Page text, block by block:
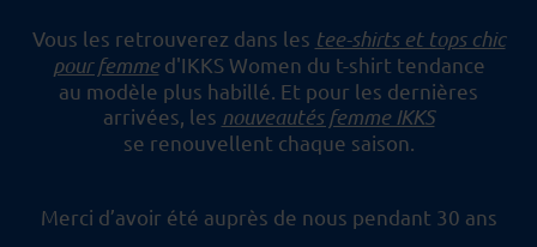
Vous les retrouverez dans les tee-shirts et tops chic
pour femmed'IKKS Women du t-shirt tendance
au modèle plus habillé. Et pour les dernières
arrivées, les nouveautés femme IKKS
se renouvellent chaque saison.
Merci d’avoir été auprès de nous pendant 30 ans